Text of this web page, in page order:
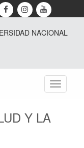
NACIONAL
Toggle
Y LA